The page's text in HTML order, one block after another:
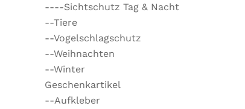
----Sichtschutz Tag & Nacht
--Tiere
--Vogelschlagschutz
--Weihnachten
--Winter
Geschenkartikel
--Aufkleber